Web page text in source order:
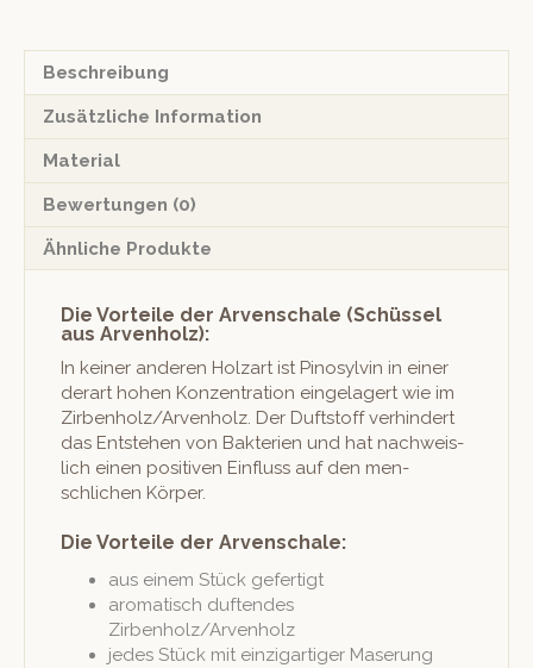
Menge
Beschreibung
Zusätzliche Information
Material
Bewertungen (0)
Ähnliche Produkte
Die Vorteile der Arvenschale (Schüssel
aus Arvenholz):
In kein­er anderen Holzart ist Pinosylvin in ein­er
der­art hohen Konzen­tra­tion ein­ge­lagert wie im
Zirbenholz/Arvenholz. Der Duft­stoff ver­hin­dert
das Entste­hen von Bak­te­rien und hat nach­weis­
lich einen pos­i­tiv­en Ein­fluss auf den men­
schlichen Körper.
Die Vorteile der Arvenschale:
aus einem Stück gefertigt
aro­ma­tisch duf­ten­des
Zirbenholz/Arvenholz
jedes Stück mit einzi­gar­tiger Maserung